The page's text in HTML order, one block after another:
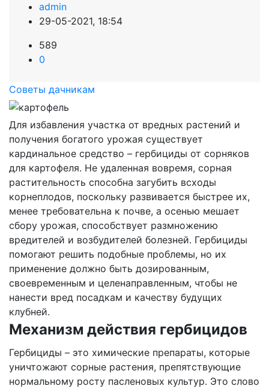
admin
29-05-2021, 18:54
589
0
Советы дачникам
Для избавления участка от вредных растений и
получения богатого урожая существует
кардинальное средство – гербициды от сорняков
для картофеля. Не удаленная вовремя, сорная
растительность способна загубить всходы
корнеплодов, поскольку развивается быстрее их,
менее требовательна к почве, а осенью мешает
сбору урожая, способствует размножению
вредителей и возбудителей болезней. Гербициды
помогают решить подобные проблемы, но их
применение должно быть дозированным,
своевременным и целенаправленным, чтобы не
нанести вред посадкам и качеству будущих
клубней.
Механизм действия гербицидов
Гербициды – это химические препараты, которые
уничтожают сорные растения, препятствующие
нормальному росту пасленовых культур. Это слово